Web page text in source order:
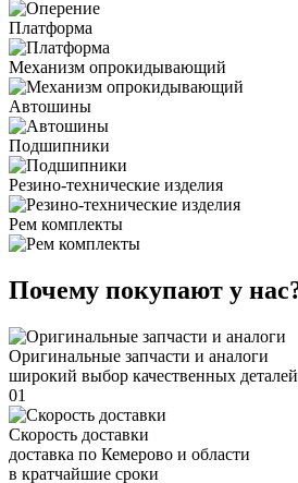
Платформа
Механизм опрокидывающий
Автошины
Подшипники
Резино-технические изделия
Рем комплекты
Почему покупают у
Оригинальные запчасти и аналоги
широкий выбор качественных деталей
01
Скорость доставки
доставка по Кемерово и области
в кратчайшие сроки